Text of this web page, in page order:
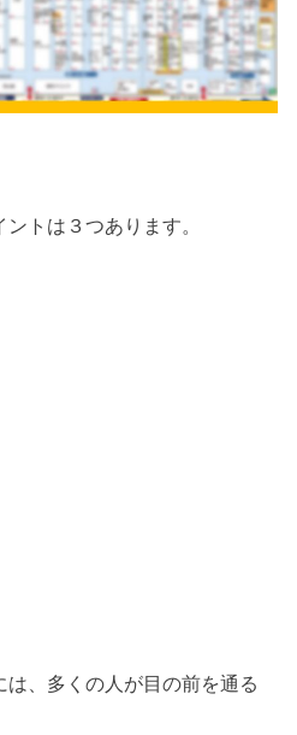
トは３つあります。
は、多くの人が目の前を通る